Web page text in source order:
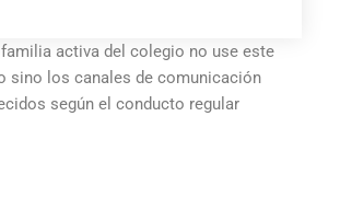
activa del colegio no use este
sino los canales de comunicación
según el conducto regular